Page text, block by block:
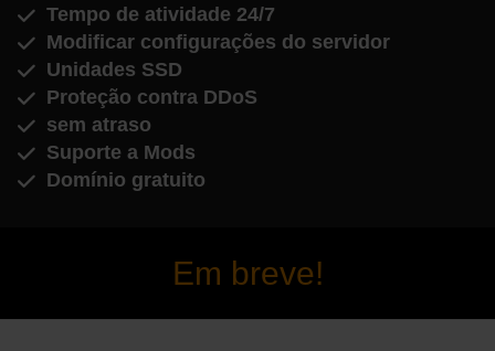
Tempo de atividade 24/7
Modificar configurações do servidor
Unidades SSD
Proteção contra DDoS
sem atraso
Suporte a Mods
Domínio gratuito
Em breve!